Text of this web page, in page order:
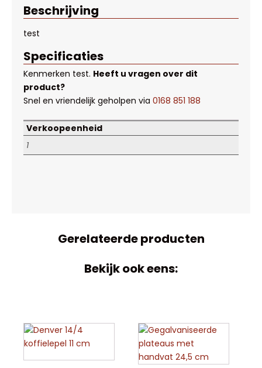
Beschrijving
test
Specificaties
Kenmerken test. Heeft u vragen over dit
product?
Snel en vriendelijk geholpen via 0168 851 188
Verkoopeenheid
1
Gerelateerde producten
Bekijk ook eens: